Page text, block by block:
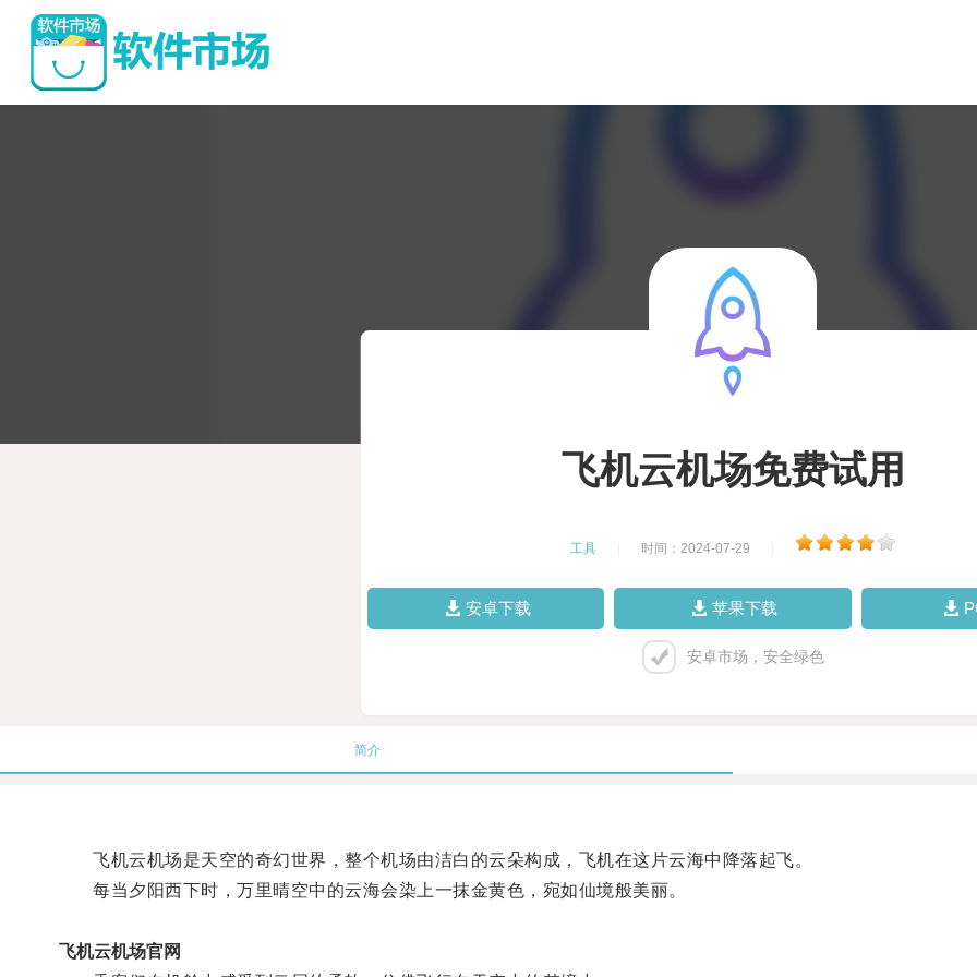
飞机云机场免费试用
工具 时间：2024-07-29
安卓下载 苹果下载
安卓市场，安全绿色
简介
飞机云机场是天空的奇幻世界，整个机场由洁白的云朵构成，飞机在这片云海中降落起飞。
每当夕阳西下时，万里晴空中的云海会染上一抹金黄色，宛如仙境般美丽。
飞机云机场官网